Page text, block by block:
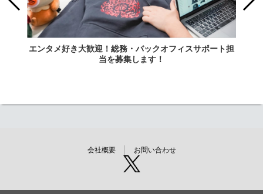
エンタメ好き大歓迎！総務・バックオフィスサポート担
当を募集します！
会社概要 お問い合わせ